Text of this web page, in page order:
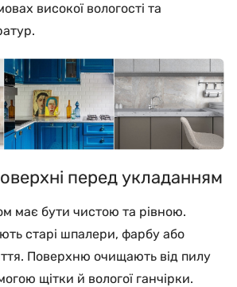
високої вологості та
перед укладанням
має бути чистою та рівною.
старі шпалери, фарбу або
Поверхню очищають від пилу
щітки й вологої ганчірки.